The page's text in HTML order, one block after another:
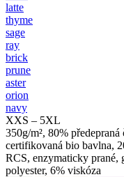
latte
thyme
sage
ray
brick
prune
aster
orion
navy
XXS – 5XL
350g/m², 80%
certifikovaná bio bavlna,
RCS, enzymaticky prané,
polyester, 6% viskóza